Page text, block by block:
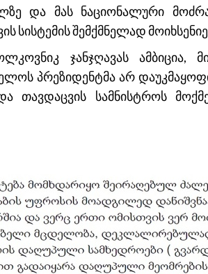
და მას ნაციონალური
სისტემის შემქმნელად
ჯანჯღავას ამბიცია,
პრეზიდენტმა არ
თავდაცვის სამნისტროს